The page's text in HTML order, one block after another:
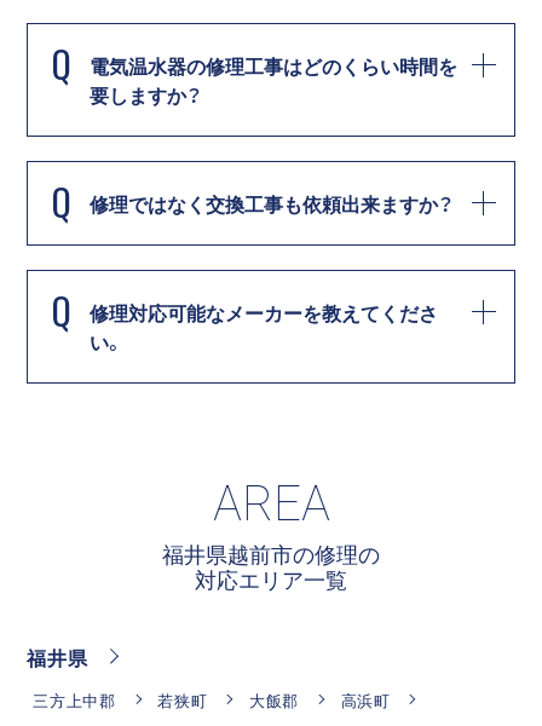
Q
電気温水器の修理工事はどのくらい時間を
要しますか？
Q 修理ではなく交換工事も依頼出来ますか？
Q
修理対応可能なメーカーを教えてくださ
い。
AREA
福井県越前市の修理の
対応エリア一覧
福井県
三方上中郡 若狭町 大飯郡
高浜町